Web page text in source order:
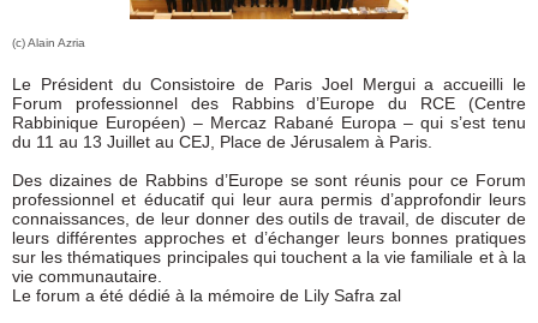
(c) Alain Azria
Le Président du Consistoire de Paris Joel Mergui a accueilli le
Forum professionnel des Rabbins d’Europe du RCE (Centre
Rabbinique Européen) – Mercaz Rabané Europa – qui s’est tenu
du 11 au 13 Juillet au CEJ, Place de Jérusalem à Paris.
Des dizaines de Rabbins d’Europe se sont réunis pour ce Forum
professionnel et éducatif qui leur aura permis d’approfondir leurs
connaissances, de leur donner des outils de travail, de discuter de
leurs différentes approches et d’échanger leurs bonnes pratiques
sur les thématiques principales qui touchent a la vie familiale et à la
vie communautaire.
Le forum a été dédié à la mémoire de Lily Safra zal